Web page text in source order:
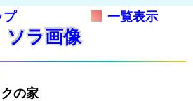
プ 一覧表示
ソラ画像
の家